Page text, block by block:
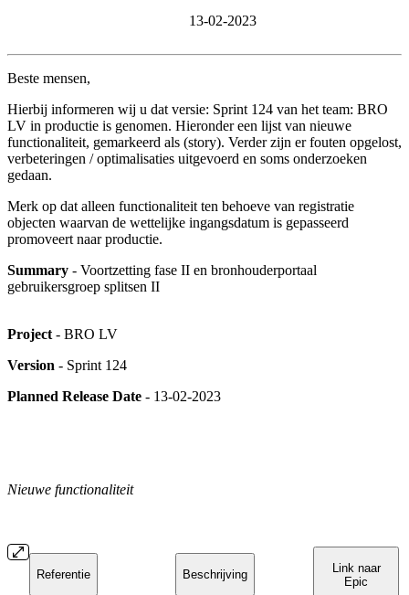
13-02-2023
Beste mensen,
Hierbij informeren wij u dat versie: Sprint 124 van het team: BRO
LV in productie is genomen. Hieronder een lijst van nieuwe
functionaliteit, gemarkeerd als (story). Verder zijn er fouten opgelost,
verbeteringen / optimalisaties uitgevoerd en soms onderzoeken
gedaan.
Merk op dat alleen functionaliteit ten behoeve van registratie
objecten waarvan de wettelijke ingangsdatum is gepasseerd
promoveert naar productie.
Summary - Voortzetting fase II en bronhouderportaal
gebruikersgroep splitsen II
Project - BRO LV
Version - Sprint 124
Planned Release Date - 13-02-2023
Nieuwe functionaliteit
Referentie Beschrijving
Link naar
Epic